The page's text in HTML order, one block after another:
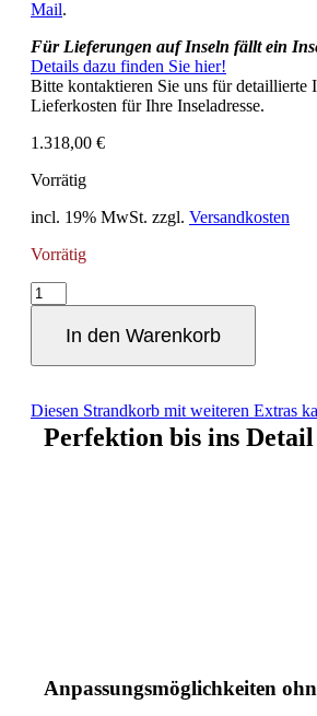
Mail.
Für Lieferungen auf Inseln fällt ein
Details dazu finden Sie hier!
Bitte kontaktieren Sie uns für detaillierte
Lieferkosten für Ihre Inseladresse.
1.318,00 €
Vorrätig
incl. 19% MwSt. zzgl. Versandkosten
Vorrätig
Cabrio
-
Zweisitzer
Halblieger
In den Warenkorb
Diesen Strandkorb mit weiteren Extras
Perfektion bis ins Detail
Anpassungsmöglichkeiten